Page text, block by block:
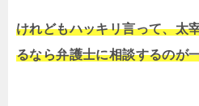
けれどもハッキリ言って、太
るなら弁護士に相談するのが